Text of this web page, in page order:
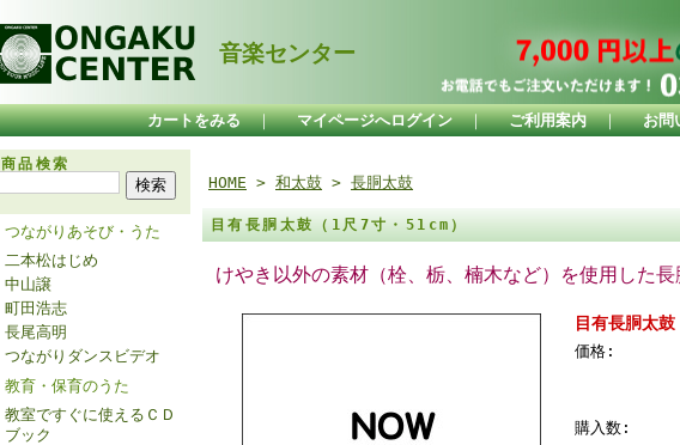
音楽センター
カートをみる ｜ マイページへログイン ｜ ご利用案内 ｜ お問
商品検索
つながりあそび・うた
二本松はじめ
中山譲
町田浩志
長尾高明
つながりダンスビデオ
教育・保育のうた
教室ですぐに使えるＣＤ
ブック
HOME > 和太鼓 > 長胴太鼓
目有長胴太鼓（1尺7寸・51cm）
けやき以外の素材（栓、栃、楠木など）を使用した長
目有長胴太鼓
価格:
購入数: